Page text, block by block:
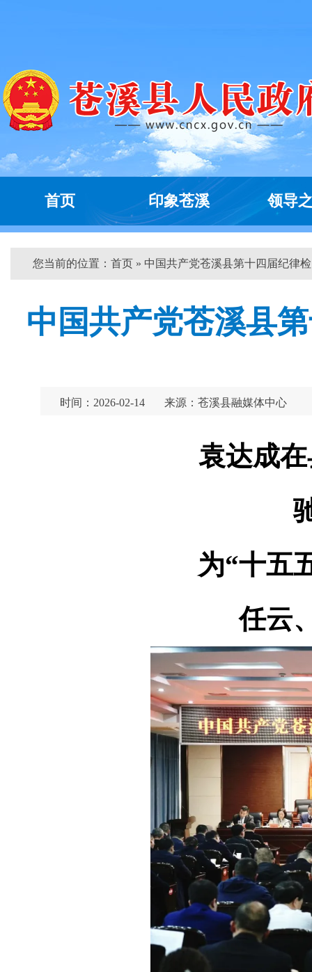
首页 印象苍溪 领导
您当前的位置： 首页 » 中国共产党苍溪县第十四届纪律
中国共产党苍溪县
时间：2026-02-14 来源：苍溪县融媒体中心
袁达成
为“十五
任云